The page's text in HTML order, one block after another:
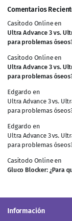
Comentarios
Casitodo Onlineen
Ultra Advance 3 vs.
para problemas
Casitodo Onlineen
Ultra Advance 3 vs.
para problemas
Edgardo en
Ultra Advance 3 vs.
para problemas
Edgardo en
Ultra Advance 3 vs.
para problemas
Casitodo Onlineen
Gluco Blocker: ¿Para
Información